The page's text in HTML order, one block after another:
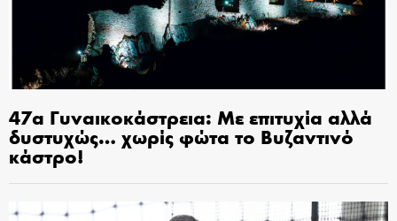
47α Γυναικοκάστρεια: Με επιτυχία αλλά
δυστυχώς… χωρίς φώτα το Βυζαντινό
κάστρο!